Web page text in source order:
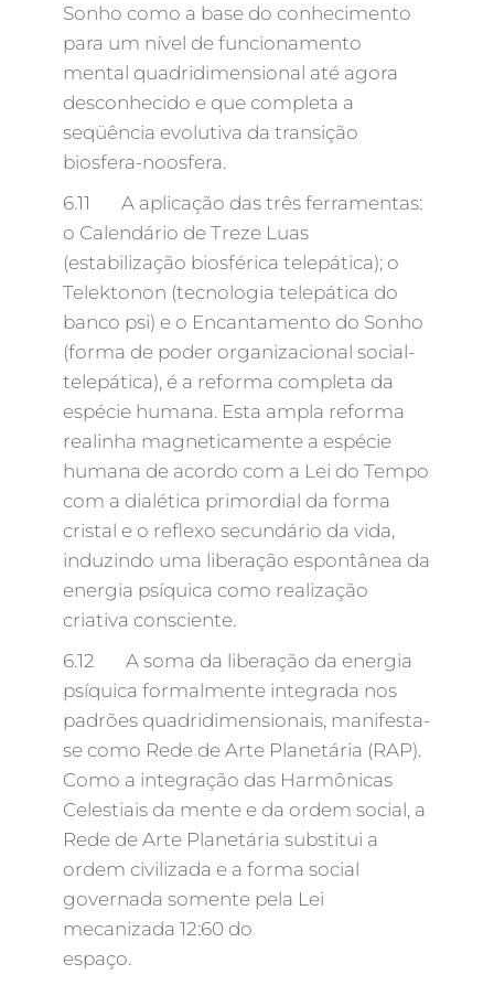
Sonho como a base do conhecimento
para um nível de funcionamento
mental quadridimensional até agora
desconhecido e que completa a
seqüência evolutiva da transição
biosfera-noosfera.
6.11 A aplicação das três ferramentas:
o Calendário de Treze Luas
(estabilização biosférica telepática); o
Telektonon (tecnologia telepática do
banco psi) e o Encantamento do Sonho
(forma de poder organizacional social-
telepática), é a reforma completa da
espécie humana. Esta ampla reforma
realinha magneticamente a espécie
humana de acordo com a Lei do Tempo
com a dialética primordial da forma
cristal e o reflexo secundário da vida,
induzindo uma liberação espontânea da
energia psíquica como realização
criativa consciente.
6.12 A soma da liberação da energia
psíquica formalmente integrada nos
padrões quadridimensionais, manifesta-
se como Rede de Arte Planetária (RAP).
Como a integração das Harmônicas
Celestiais da mente e da ordem social, a
Rede de Arte Planetária substitui a
ordem civilizada e a forma social
governada somente pela Lei
mecanizada 12:60 do
espaço.